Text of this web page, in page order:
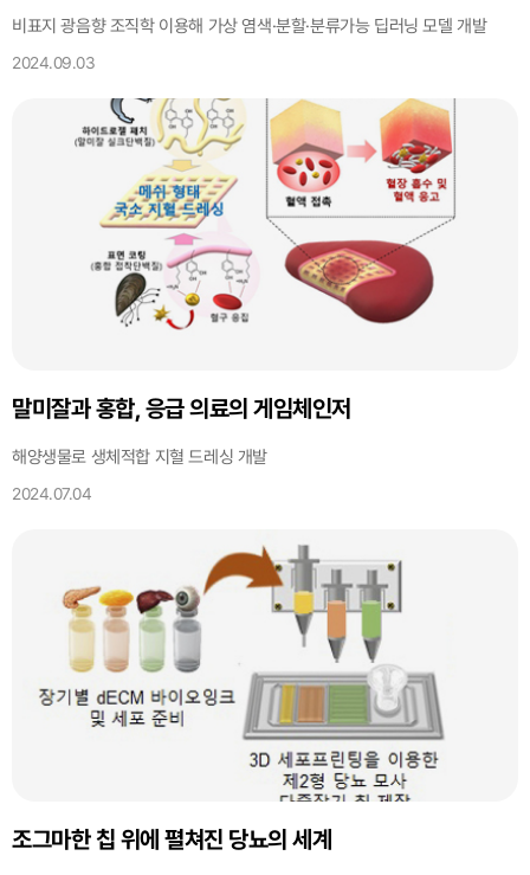
비표지 광음향 조직학 이용해 가상 염색·분할·분류가능 딥러닝 모델 개발
2024.09.03
말미잘과 홍합, 응급 의료의 게임체인저
해양생물로 생체적합 지혈 드레싱 개발
2024.07.04
조그마한 칩 위에 펼쳐진 당뇨의 세계